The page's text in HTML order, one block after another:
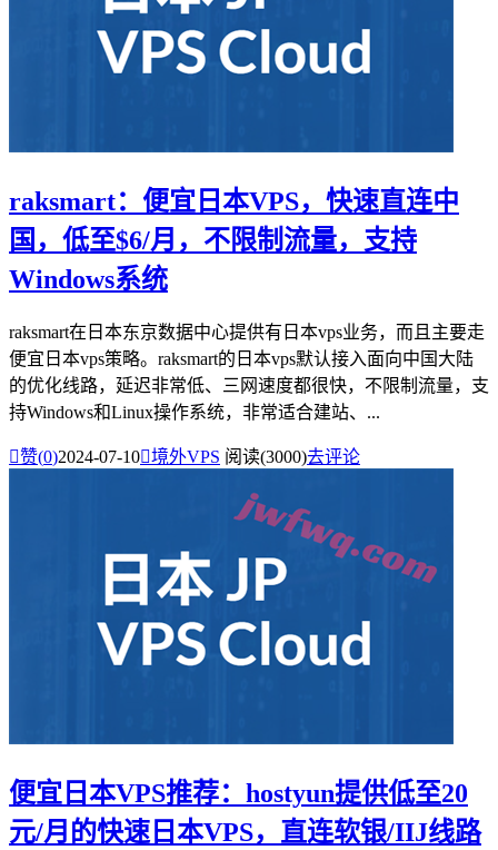
raksmart：便宜日本VPS，快速直连中
国，低至$6/月，不限制流量，支持
Windows系统
raksmart在日本东京数据中心提供有日本vps业务，而且主要走
便宜日本vps策略。raksmart的日本vps默认接入面向中国大陆
的优化线路，延迟非常低、三网速度都很快，不限制流量，支
持Windows和Linux操作系统，非常适合建站、...
赞(0)2024-07-10境外VPS 阅读(3000)去评论
便宜日本VPS推荐：hostyun提供低至20
元/月的快速日本VPS，直连软银/IIJ线路